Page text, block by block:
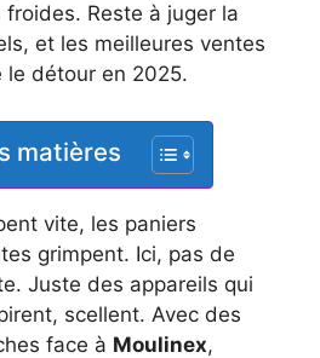
Reste à juger la
et les meilleures ventes
le détour en 2025.
matières
vite, les paniers
grimpent. Ici, pas de
Juste des appareils qui
scellent. Avec des
face à Moulinex,